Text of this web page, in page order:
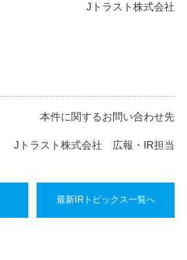
Jトラスト株式会社
本件に関するお問い合わせ先
Jトラスト株式会社 広報・IR担当
最新IRトピックス一覧へ